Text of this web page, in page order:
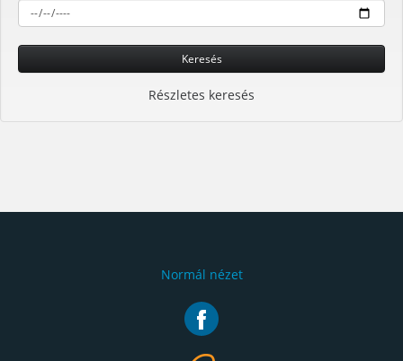
Keresés
Részletes keresés
Normál nézet